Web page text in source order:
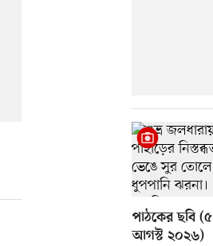
পাঠকের ছবি (৫
আগস্ট ২০২৬)